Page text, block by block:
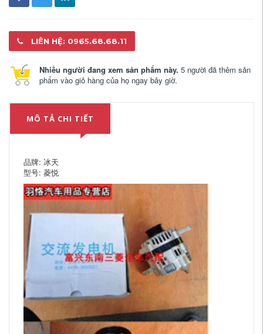
LIÊN HỆ: 0965.68.68.11
Nhiều người đang xem sản phẩm này. 5 người đã thêm sản
phẩm vào giỏ hàng của họ ngay bây giờ.
MÔ TẢ CHI TIẾT
品牌: 冰天
型号: 菱悦